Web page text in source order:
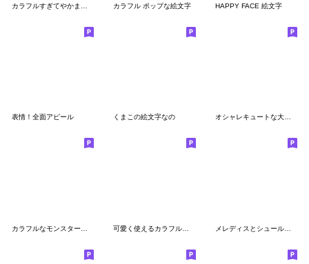
カラフル ポップな絵文字 HAPPY FACE 絵文字
表情！全面アピール くまこの絵文字なの オシャレキュートな大人ガーリー☆絵文字1
メレディスとシュールな仲間達の絵文字２